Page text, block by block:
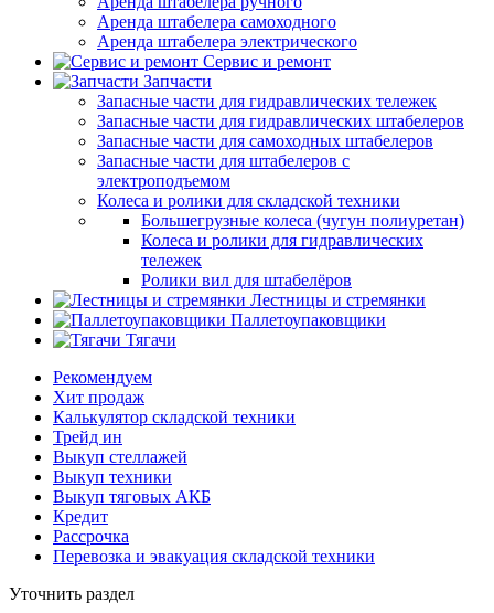
Аренда штабелера самоходного
Аренда штабелера электрического
Сервис и ремонт
Запчасти
Запасные части для гидравлических тележек
Запасные части для гидравлических штабелеров
Запасные части для самоходных штабелеров
Запасные части для штабелеров с
электроподъемом
Колеса и ролики для складской техники
Большегрузные колеса (чугун полиуретан)
Колеса и ролики для гидравлических
тележек
Ролики вил для штабелёров
Лестницы и стремянки
Паллетоупаковщики
Тягачи
Рекомендуем
Хит продаж
Калькулятор складской техники
Трейд ин
Выкуп стеллажей
Выкуп техники
Выкуп тяговых АКБ
Кредит
Рассрочка
Перевозка и эвакуация складской техники
Уточнить раздел